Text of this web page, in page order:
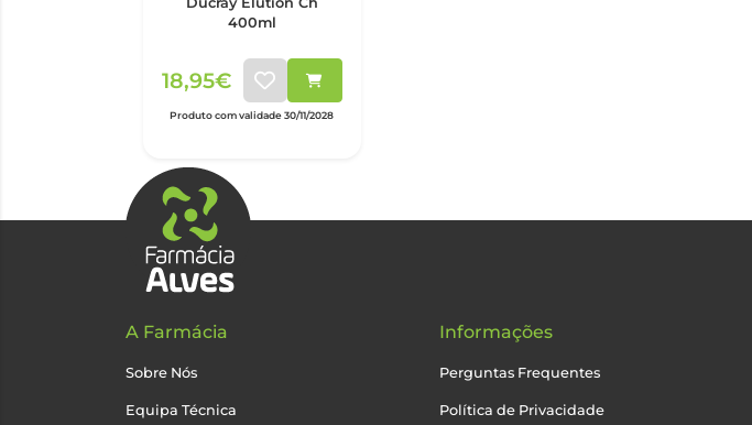
400ml
18,95€
Produto com validade 30/11/2028
A Farmácia
Sobre Nós
Equipa Técnica
Informações
Perguntas Frequentes
Política de Privacidade